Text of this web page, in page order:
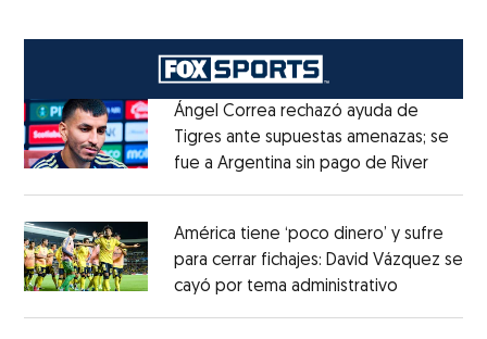
Ángel Correa rechazó ayuda de
Tigres ante supuestas amenazas; se
fue a Argentina sin pago de RiverOpens
América tiene ‘poco dinero’ y sufre
para cerrar fichajes: David Vázquez se
cayó por tema administrativo